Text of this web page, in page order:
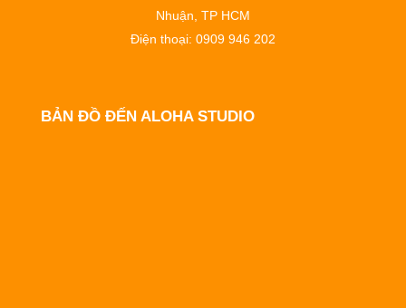
Nhuận, TP HCM
Điện thoại: 0909 946 202
BẢN ĐỒ ĐẾN ALOHA STUDIO